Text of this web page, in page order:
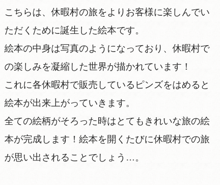
こちらは、休暇村の旅をよりお客様に楽しんでい
ただくために誕生した絵本です。
絵本の中身は写真のようになっており、休暇村で
の楽しみを凝縮した世界が描かれています！
これに各休暇村で販売しているピンズをはめると
絵本が出来上がっていきます。
全ての絵柄がそろった時はとてもきれいな旅の絵
本が完成します！絵本を開くたびに休暇村での旅
が思い出されることでしょう…。